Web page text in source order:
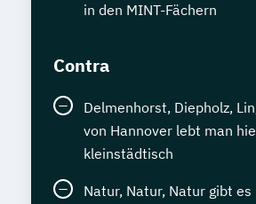
in den MINT-Fächern
Contra
Delmenhorst, Diepholz,
von Hannover lebt man
kleinstädtisch
Natur, Natur, Natur gibt es